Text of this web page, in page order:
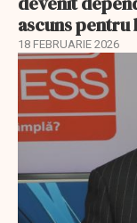
ascuns pentru
18 FEBRUARIE 2026
EXCLUSIV